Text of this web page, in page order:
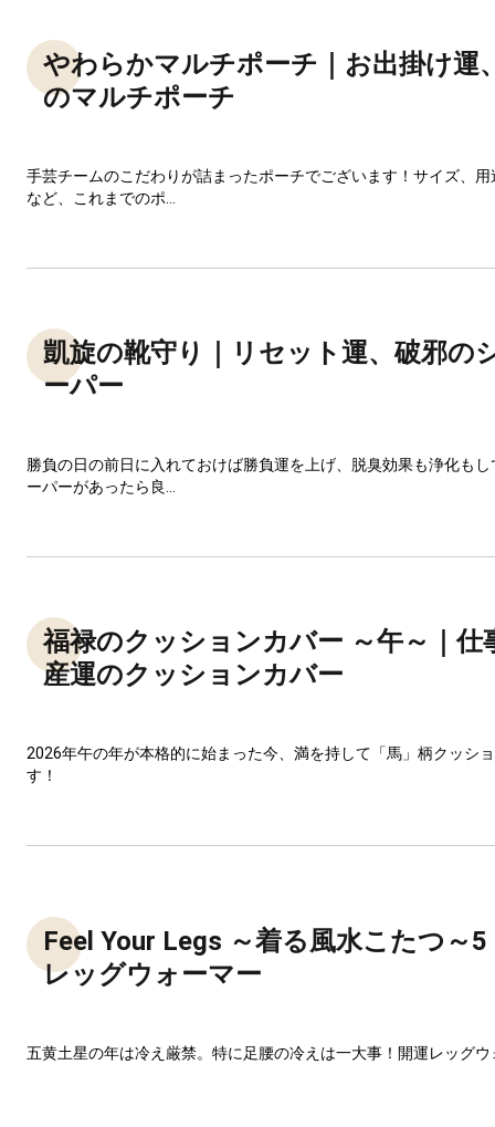
やわらかマルチポーチ｜お出掛け運
のマルチポーチ
手芸チームのこだわりが詰まったポーチでございます！サイズ、
など、これまでのポ...
凱旋の靴守り｜リセット運、破邪の
ーパー
勝負の日の前日に入れておけば勝負運を上げ、脱臭効果も浄化も
ーパーがあったら良...
福禄のクッションカバー ～午～｜仕
産運のクッションカバー
2026年午の年が本格的に始まった今、満を持して「馬」柄クッシ
す！
Feel Your Legs ～着る風水こたつ～
レッグウォーマー
五黄土星の年は冷え厳禁。特に足腰の冷えは一大事！開運レッグ